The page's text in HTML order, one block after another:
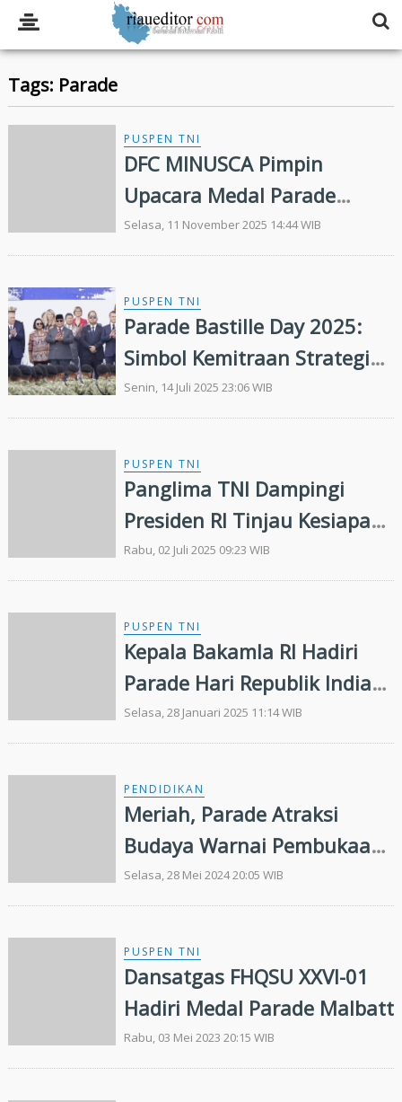
Tags: Parade
PUSPEN TNI
DFC MINUSCA Pimpin
Upacara Medal Parade
BANBAT-11 Dan BANMED-
2/3
Selasa, 11 November 2025 14:44 WIB
PUSPEN TNI
Parade Bastille Day 2025:
Simbol Kemitraan Strategis
Militer Indonesia-Prancis
Senin, 14 Juli 2025 23:06 WIB
PUSPEN TNI
Panglima TNI Dampingi
Presiden RI Tinjau Kesiapan
Kontingen Parade Dan Defile
Untuk Prancis
Rabu, 02 Juli 2025 09:23 WIB
PUSPEN TNI
Kepala Bakamla RI Hadiri
Parade Hari Republik India
Ke-76 di New Delhi
Selasa, 28 Januari 2025 11:14 WIB
PENDIDIKAN
Meriah, Parade Atraksi
Budaya Warnai Pembukaan
Porseni IGTKI PGRI Se-Riau
Selasa, 28 Mei 2024 20:05 WIB
PUSPEN TNI
Dansatgas FHQSU XXVI-01
Hadiri Medal Parade Malbatt
Rabu, 03 Mei 2023 20:15 WIB